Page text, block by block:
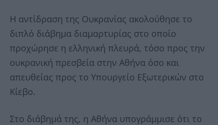
Η αντίδραση της Ουκρανίας ακολούθησε το
διπλό διάβημα διαμαρτυρίας στο οποίο
προχώρησε η ελληνική πλευρά, τόσο προς την
ουκρανική πρεσβεία στην Αθήνα όσο και
απευθείας προς το Υπουργείο Εξωτερικών στο
Κίεβο.
Στο διάβημά της, η Αθήνα υπογράμμισε ότι το